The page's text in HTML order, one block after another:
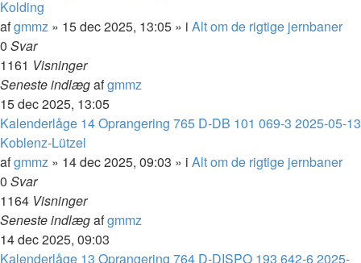
Kolding
afgmmz » 15 dec 2025, 13:05 » i Alt om de rigtige jernbaner
0 Svar
1161 Visninger
Seneste indlægafgmmz
15 dec 2025, 13:05
Kalenderlåge 14 Oprangering 765 D-DB 101 069-3 2025-05-13
Koblenz-Lützel
afgmmz » 14 dec 2025, 09:03 » i Alt om de rigtige jernbaner
0 Svar
1164 Visninger
Seneste indlægafgmmz
14 dec 2025, 09:03
Kalenderlåge 13 Oprangering 764 D-DISPO 193 642-6 2025-